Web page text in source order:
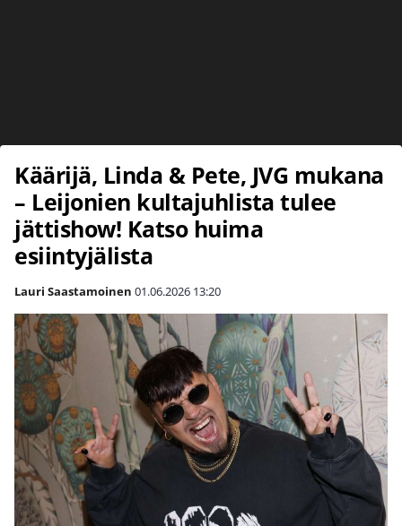
Käärijä, Linda & Pete, JVG mukana
– Leijonien kultajuhlista tulee
jättishow! Katso huima
esiintyjälista
Lauri Saastamoinen 01.06.2026 13:20